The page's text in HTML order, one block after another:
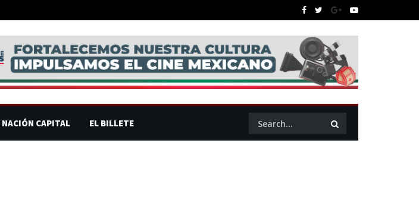
NACIÓN CAPITAL EL BILLETE